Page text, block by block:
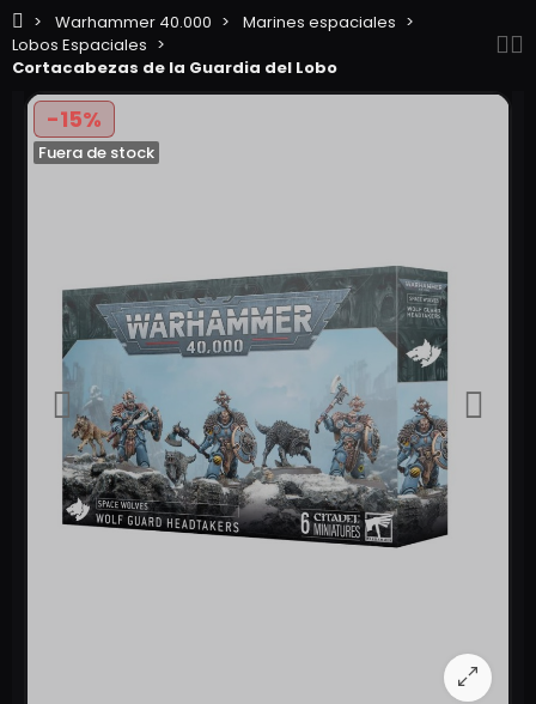
Warhammer 40.000
Marines espaciales
Lobos Espaciales
Cortacabezas de la Guardia del Lobo
-15%
Fuera de stock